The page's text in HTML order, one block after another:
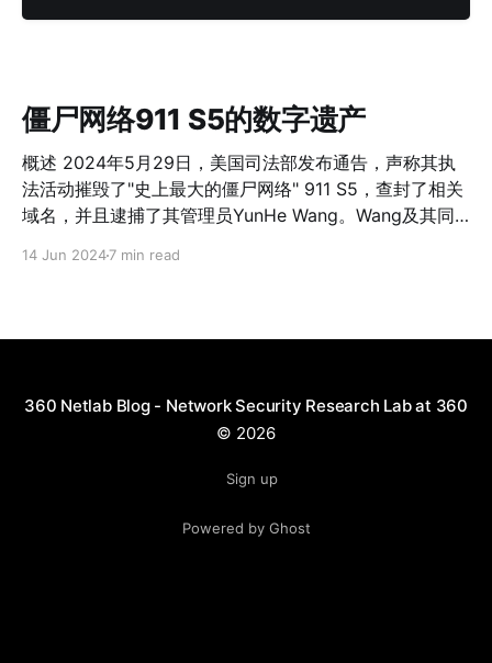
僵尸网络911 S5的数字遗产
概述 2024年5月29日，美国司法部发布通告，声称其执
法活动摧毁了"史上最大的僵尸网络" 911 S5，查封了相关
域名，并且逮捕了其管理员YunHe Wang。Wang及其同
尸网络运行时间长、涉及多个国家的19M个IP地址、行为
高调，虽然经过执法行动后大势已去，但是其数字遗产仍
捆绑了恶意代码的软件、免费VPN程序等。在程序启动
14 Jun 20247 min read
360 Netlab Blog - Network Security Research Lab at 360
© 2026
Sign up
Powered by Ghost